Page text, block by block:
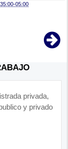
05:00
privada,
y privado